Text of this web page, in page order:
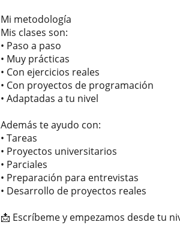
Mi metodología
Mis clases son:
• Paso a paso
• Muy prácticas
• Con ejercicios reales
• Con proyectos de programación
• Adaptadas a tu nivel
Además te ayudo con:
• Tareas
• Proyectos universitarios
• Parciales
• Preparación para entrevistas
• Desarrollo de proyectos reales
📩 Escríbeme y empezamos desde tu